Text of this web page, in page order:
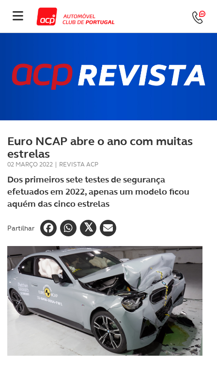
Euro NCAP abre o ano com muitas
estrelas
02 MARÇO 2022 | REVISTA ACP
Dos primeiros sete testes de segurança
efetuados em 2022, apenas um modelo ficou
aquém das cinco estrelas
Partilhar